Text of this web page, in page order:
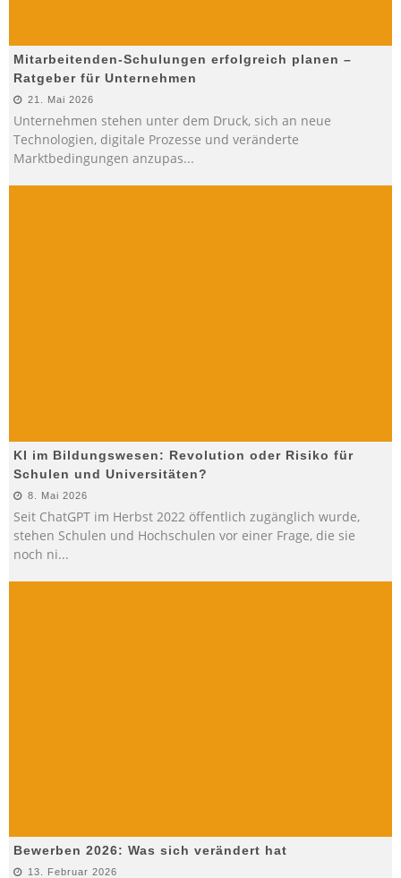
Mitarbeitenden-Schulungen erfolgreich planen –
Ratgeber für Unternehmen
21. Mai 2026
Unternehmen stehen unter dem Druck, sich an neue
Technologien, digitale Prozesse und veränderte
Marktbedingungen anzupas...
KI im Bildungswesen: Revolution oder Risiko für
Schulen und Universitäten?
8. Mai 2026
Seit ChatGPT im Herbst 2022 öffentlich zugänglich wurde,
stehen Schulen und Hochschulen vor einer Frage, die sie
noch ni...
Bewerben 2026: Was sich verändert hat
13. Februar 2026